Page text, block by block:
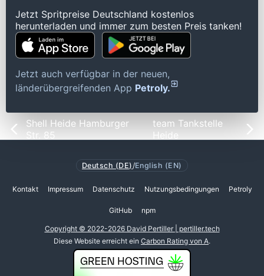
Jetzt Spritpreise Deutschland kostenlos
herunterladen und immer zum besten Preis tanken!
Jetzt auch verfügbar in der neuen,
länderübergreifenden App Petroly.
Shell Heide Hamburger
Str. 85
team Tankstelle
Heide
Deutsch (DE) /English (EN)
Kontakt Impressum Datenschutz Nutzungsbedingungen Petroly
GitHub npm
Copyright © 2022-2026 David Pertiller | pertiller.tech
Diese Website erreicht ein Carbon Rating von A.